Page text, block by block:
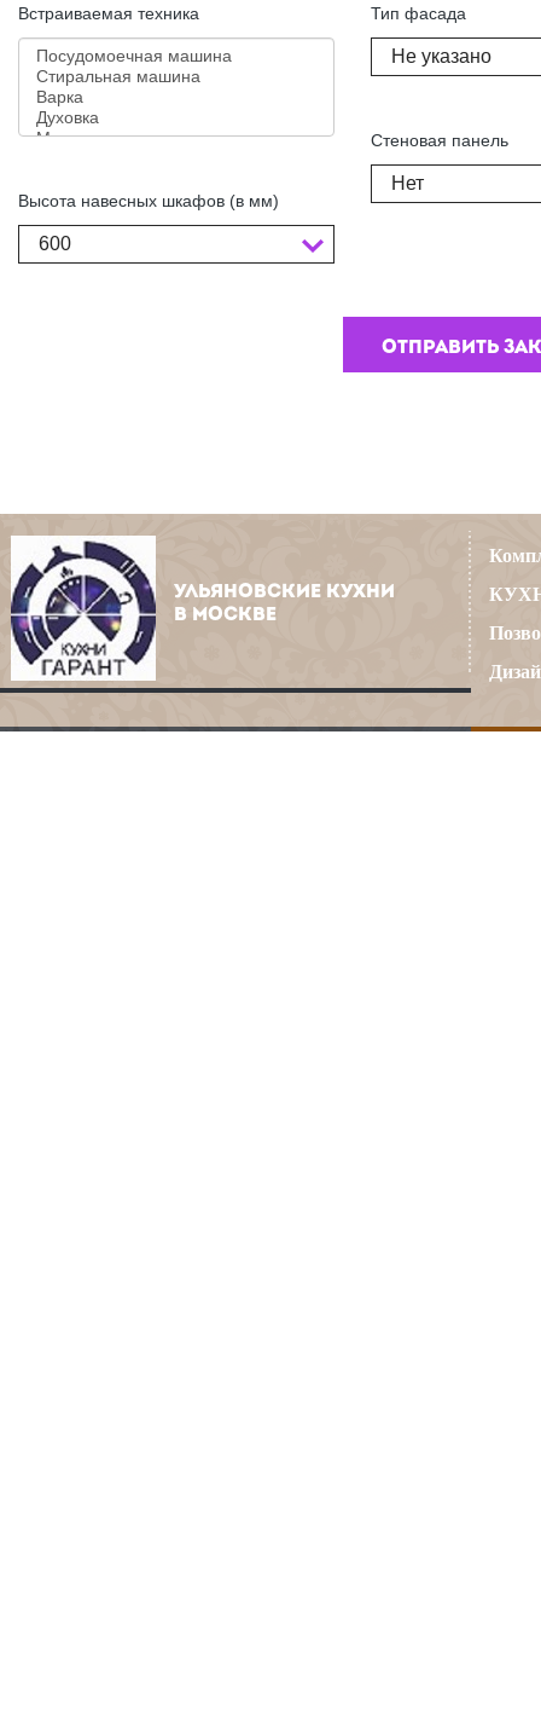
Встраиваемая техника
Высота навесных шкафов (в мм)
600
Тип фасада
Не указано
Стеновая панель
Нет
УЛЬЯНОВСКИЕ КУХНИ
В МОСКВЕ